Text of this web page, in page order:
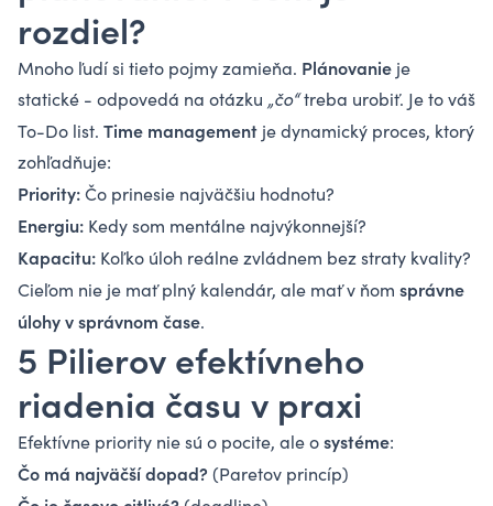
rozdiel?
Mnoho ľudí si tieto pojmy zamieňa. Plánovanie je
statické - odpovedá na otázku „čo“treba urobiť. Je to váš
To-Do list. Time management je dynamický proces, ktorý
zohľadňuje:
Priority:Čo prinesie najväčšiu hodnotu?
Energiu: Kedy som mentálne najvýkonnejší?
Kapacitu: Koľko úloh reálne zvládnem bez straty kvality?
Cieľom nie je mať plný kalendár, ale mať v ňom správne
úlohy v správnom čase.
5 Pilierov efektívneho
riadenia času v praxi
Efektívne priority nie sú o pocite, ale osystéme:
Čo má najväčší dopad? (Paretov princíp)